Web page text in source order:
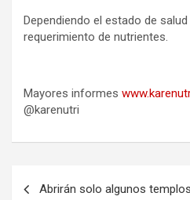
Dependiendo el estado de
requerimiento de nutrientes.
Mayores informes
@karenutri
Abrirán solo algunos templos